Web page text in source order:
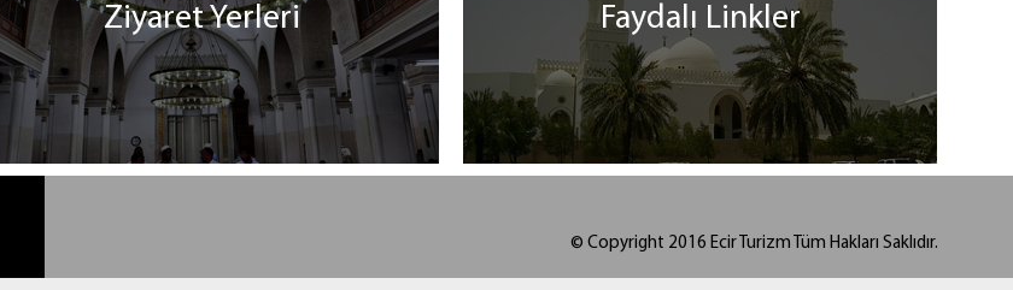
Ziyaret Yerleri Faydalı Linkler
© Copyright 2016 Ecir Turizm Tüm Hakları Saklıdır.